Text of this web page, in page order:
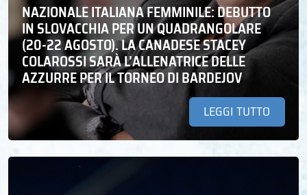
NAZIONALE ITALIANA FEMMINILE: DEBUTTO
IN SLOVACCHIA PER UN QUADRANGOLARE
(20-22 AGOSTO). LA CANADESE STACEY
COLAROSSI SARÀ L’ALLENATRICE DELLE
AZZURRE PER IL TORNEO DI BARDEJOV
LEGGI TUTTO